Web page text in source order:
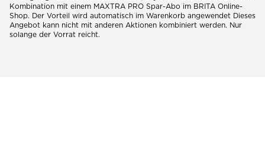
Kombination mit einem MAXTRA PRO Spar-Abo im BRITA Online-
Shop. Der Vorteil wird automatisch im Warenkorb angewendet Dieses
Angebot kann nicht mit anderen Aktionen kombiniert werden. Nur
solange der Vorrat reicht.